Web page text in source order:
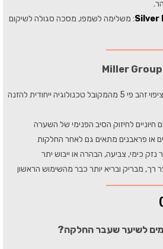
: משלימה לשמפו, מסכה סגולה לשיקום
✔️ קפסולות ויטמין E בציפוי זהב פי 5 מהמקובל טכנולוגיה ייחודית להזנה
לחיזוק הסיב הפנימי של השערה
או פראבנים מתאים גם לאחר החלקות
כימי, צביעה, הבהרה או ייבוש יתר
רך, מבריק ובריא יותר כבר מהשימוש הראשון